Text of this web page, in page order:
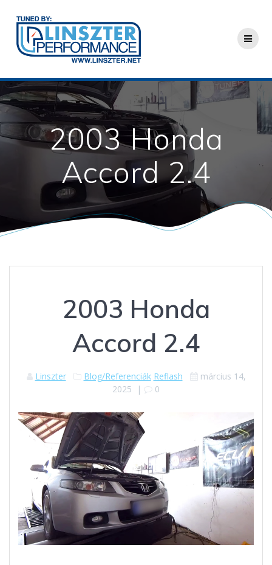
content
2003 Honda
Accord 2.4
2003 Honda
Accord 2.4
Linszter Blog/Referenciák Reflash
március 14,
2025 | 0